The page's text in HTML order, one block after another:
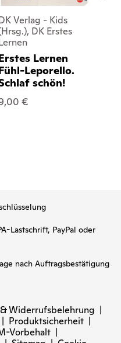
Verlag - Kids
DK Erstes
Lernen
Leporello.
schön!
€
Lastschrift, PayPal oder
nach Auftragsbestätigung
Widerrufsbelehrung |
| Produktsicherheit |
Vorbehalt |